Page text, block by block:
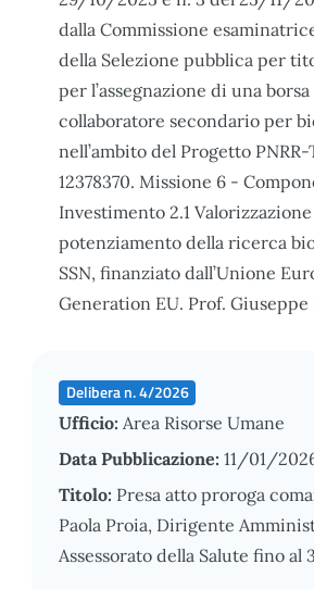
dalla Commissione
della Selezione pubblica per
per l’assegnazione di una
collaboratore secondario per
nell’ambito del Progetto PNRR-
12378370. Missione 6 -
Investimento 2.1 Valorizzazione
potenziamento della ricerca
SSN, finanziato dall’Unione
Generation EU. Prof. Giuseppe
Delibera n. 4/2026
Ufficio: Area Risorse Umane
Data Pubblicazione: 11/01/
Titolo: Presa atto proroga
Paola Proia, Dirigente
Assessorato della Salute fino